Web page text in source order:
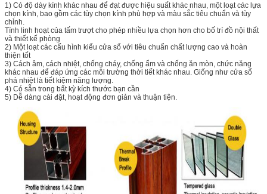
1) Có độ dày kính khác nhau để đạt được hiệu suất khác nhau, một loạt các lựa
chọn kính, bao gồm các tùy chọn kính phù hợp và màu sắc tiêu chuẩn và tùy
chỉnh.
Tính linh hoạt của tấm trượt cho phép nhiều lựa chọn hơn cho bố trí đồ nội thất
và thiết kế phòng
2) Một loạt các cấu hình kiểu cửa sổ với tiêu chuẩn chất lượng cao và hoàn
thiện tốt
3) Cách âm, cách nhiệt, chống cháy, chống ẩm và chống ăn mòn, chức năng
khác nhau để đáp ứng các môi trường thời tiết khác nhau. Giống như cửa sổ
phá nhiệt là tiết kiệm năng lượng.
4) Có sẵn trong bất kỳ kích thước bạn cần
5) Dễ dàng cài đặt, hoạt động đơn giản và thuận tiện.